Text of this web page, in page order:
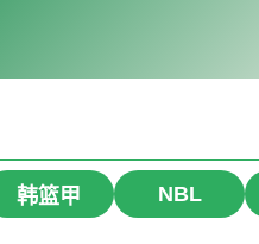
韩篮甲 NBL